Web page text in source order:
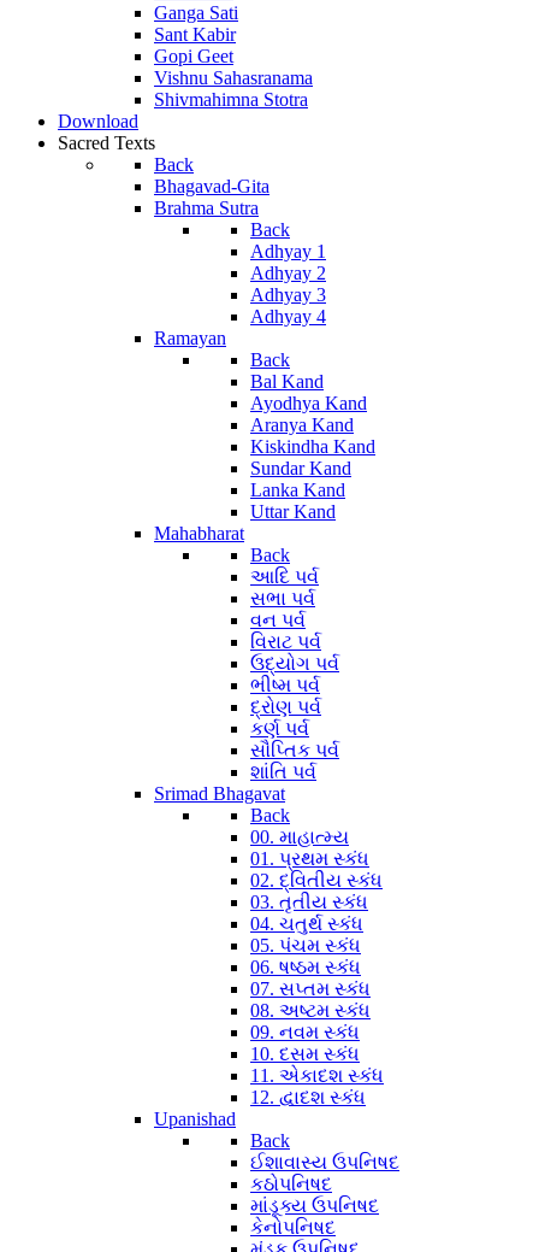
Ganga Sati
Sant Kabir
Gopi Geet
Vishnu Sahasranama
Shivmahimna Stotra
Download
Sacred Texts
Back
Bhagavad-Gita
Brahma Sutra
Back
Adhyay 1
Adhyay 2
Adhyay 3
Adhyay 4
Ramayan
Back
Bal Kand
Ayodhya Kand
Aranya Kand
Kiskindha Kand
Sundar Kand
Lanka Kand
Uttar Kand
Mahabharat
Back
આદિ પર્વ
સભા પર્વ
વન પર્વ
વિરાટ પર્વ
ઉદ્યોગ પર્વ
ભીષ્મ પર્વ
દ્રોણ પર્વ
કર્ણ પર્વ
સૌપ્તિક પર્વ
શાંતિ પર્વ
Srimad Bhagavat
Back
00. માહાત્મ્ય
01. પ્રથમ સ્કંધ
02. દ્વિતીય સ્કંધ
03. તૃતીય સ્કંધ
04. ચતુર્થ સ્કંધ
05. પંચમ સ્કંધ
06. ષષ્ઠમ સ્કંધ
07. સપ્તમ સ્કંધ
08. અષ્ટમ સ્કંધ
09. નવમ સ્કંધ
10. દસમ સ્કંધ
11. એકાદશ સ્કંધ
12. દ્વાદશ સ્કંધ
Upanishad
Back
ઈશાવાસ્ય ઉપનિષદ
કઠોપનિષદ
માંડૂક્ય ઉપનિષદ
કેનોપનિષદ